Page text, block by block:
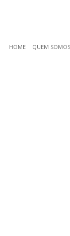
HOME QUEM SOMOS